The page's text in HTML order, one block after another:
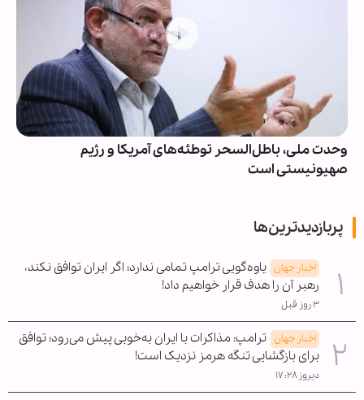
وحدت ملی، باطل‌السحر توطئه‌های آمریکا و رژیم
صهیونیستی است
پربازدیدترین‌ها
اخبار جهان یاوه‌گویی ترامپ تمامی ندارد؛ اگر ایران توافق نکند،
رهبر آن را هدف قرار خواهیم داد!
۳ روز قبل
اخبار جهان ترامپ: مذاکرات با ایران به‌خوبی پیش می‌رود؛ توافق
برای بازگشایی تنگه هرمز نزدیک است!
دیروز ۱۷:۲۸